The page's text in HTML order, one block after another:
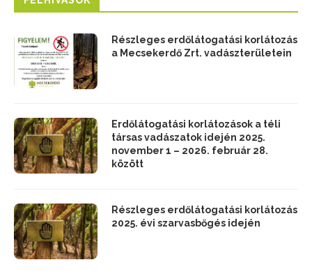
Részleges erdőlátogatási korlátozás
a Mecsekerdő Zrt. vadászterületein
Erdőlátogatási korlátozások a téli
társas vadászatok idején 2025.
november 1 – 2026. február 28.
között
Részleges erdőlátogatási korlátozás
2025. évi szarvasbőgés idején